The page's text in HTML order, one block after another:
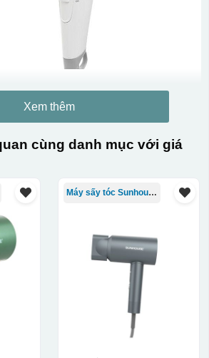
Xem thêm
cùng danh mục với giá
Máy sấy tóc Sunhouse